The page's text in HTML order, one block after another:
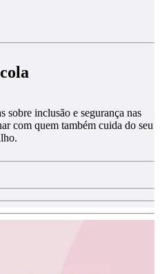
sobre inclusão e segurança nas
com quem também cuida do seu